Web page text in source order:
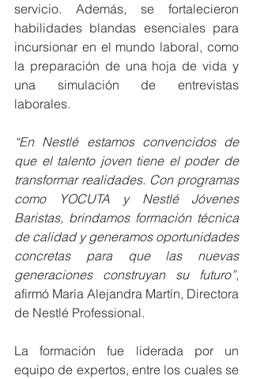
servicio. Además, se fortalecieron
habilidades blandas esenciales para
incursionar en el mundo laboral, como
la preparación de una hoja de vida y
una simulación de entrevistas
laborales.
“En Nestlé estamos convencidos de
que el talento joven tiene el poder de
transformar realidades. Con programas
como YOCUTA y Nestlé Jóvenes
Baristas, brindamos formación técnica
de calidad y generamos oportunidades
concretas para que las nuevas
generaciones construyan su futuro”,
afirmó María Alejandra Martín, Directora
de Nestlé Professional.
La formación fue liderada por un
equipo de expertos, entre los cuales se